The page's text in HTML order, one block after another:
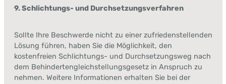
9. Schlichtungs- und Durchsetzungsverfahren
Sollte Ihre Beschwerde nicht zu einer zufriedenstellenden
Lösung führen, haben Sie die Möglichkeit, den
kostenfreien Schlichtungs- und Durchsetzungsweg nach
dem Behindertengleichstellungsgesetz in Anspruch zu
nehmen. Weitere Informationen erhalten Sie bei der